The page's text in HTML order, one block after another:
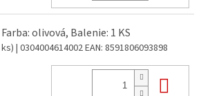
olivová, Balenie: 1 KS
| 0304004614002EAN: 8591806093898